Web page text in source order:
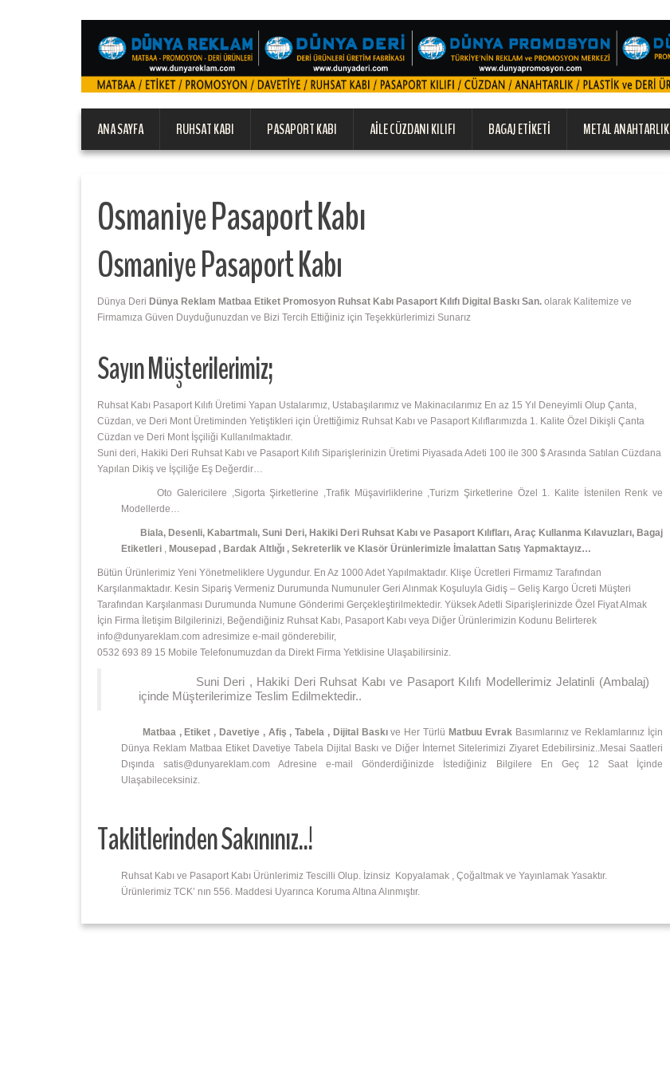
ANA SAYFA RUHSAT KABI PASAPORT KABI AILE CÜZDANI KILIFI BAGAJ ETIKETI METAL ANAHTARLIK
Osmaniye Pasaport Kabı
Osmaniye Pasaport Kabı
Dünya Deri Dünya Reklam Matbaa Etiket Promosyon Ruhsat Kabı Pasaport Kılıfı Digital Baskı San. olarak Kalitemize ve
Firmamıza Güven Duyduğunuzdan ve Bizi Tercih Ettiğiniz için Teşekkürlerimizi Sunarız
Sayın Müşterilerimiz;
Ruhsat Kabı Pasaport Kılıfı Üretimi Yapan Ustalarımız, Ustabaşılarımız ve Makinacılarımız En az 15 Yıl Deneyimli Olup Çanta,
Cüzdan, ve Deri Mont Üretiminden Yetiştikleri için Ürettiğimiz Ruhsat Kabı ve Pasaport Kılıflarımızda 1. Kalite Özel Dikişli Çanta
Cüzdan ve Deri Mont İşçiliği Kullanılmaktadır.
Suni deri, Hakiki Deri Ruhsat Kabı ve Pasaport Kılıfı Siparişlerinizin Üretimi Piyasada Adeti 100 ile 300 $ Arasında Satılan Cüzdana
Yapılan Dikiş ve İşçiliğe Eş Değerdir…
Oto Galericilere ,Sigorta Şirketlerine ,Trafik Müşavirliklerine ,Turizm Şirketlerine Özel 1. Kalite İstenilen Renk ve
Modellerde…
Biala, Desenli, Kabartmalı, Suni Deri, Hakiki Deri Ruhsat Kabı ve Pasaport Kılıfları, Araç Kullanma Kılavuzları, Bagaj
Etiketleri , Mousepad , Bardak Altlığı , Sekreterlik ve Klasör Ürünlerimizle İmalattan Satış Yapmaktayız…
Bütün Ürünlerimiz Yeni Yönetmeliklere Uygundur. En Az 1000 Adet Yapılmaktadır. Klişe Ücretleri Firmamız Tarafından
Karşılanmaktadır. Kesin Sipariş Vermeniz Durumunda Numunuler Geri Alınmak Koşuluyla Gidiş – Geliş Kargo Ücreti Müşteri
Tarafından Karşılanması Durumunda Numune Gönderimi Gerçekleştirilmektedir. Yüksek Adetli Siparişlerinizde Özel Fiyat Almak
İçin Firma İletişim Bilgilerinizi, Beğendiğiniz Ruhsat Kabı, Pasaport Kabı veya Diğer Ürünlerimizin Kodunu Belirterek
info@dunyareklam.com adresimize e-mail gönderebilir,
0532 693 89 15 Mobile Telefonumuzdan da Direkt Firma Yetklisine Ulaşabilirsiniz.
Suni Deri , Hakiki Deri Ruhsat Kabı ve Pasaport Kılıfı Modellerimiz Jelatinli (Ambalaj)
içinde Müşterilerimize Teslim Edilmektedir..
Matbaa , Etiket , Davetiye , Afiş , Tabela , Dijital Baskıve Her Türlü Matbuu EvrakBasımlarınız ve Reklamlarınız İçin
Dünya Reklam Matbaa Etiket Davetiye Tabela Dijital Baskı ve Diğer İnternet Sitelerimizi Ziyaret Edebilirsiniz..Mesai Saatleri
Dışında satis@dunyareklam.com Adresine e-mail Gönderdiğinizde İstediğiniz Bilgilere En Geç 12 Saat İçinde
Ulaşabileceksiniz.
Taklitlerinden Sakınınız..!
Ruhsat Kabı ve Pasaport Kabı Ürünlerimiz Tescilli Olup. İzinsiz Kopyalamak , Çoğaltmak ve Yayınlamak Yasaktır.
Ürünlerimiz TCK’ nın 556. Maddesi Uyarınca Koruma Altına Alınmıştır.